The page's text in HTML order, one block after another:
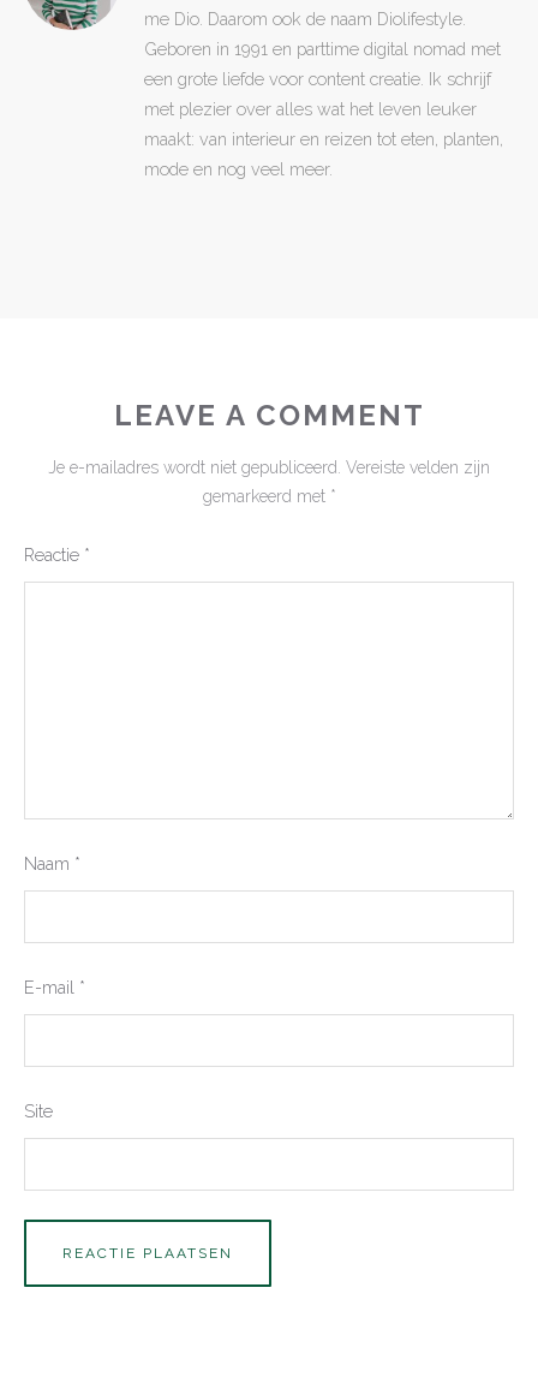
me Dio. Daarom ook de naam Diolifestyle.
Geboren in 1991 en parttime digital nomad met
een grote liefde voor content creatie. Ik schrijf
met plezier over alles wat het leven leuker
maakt: van interieur en reizen tot eten, planten,
mode en nog veel meer.
LEAVE A COMMENT
Je e-mailadres wordt niet gepubliceerd. Vereiste velden zijn
gemarkeerd met *
Reactie *
Naam *
E-mail *
Site